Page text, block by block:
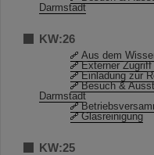
Darmstadt
KW:26
Aus dem
Externer
Einladung zur
Besuch &
Darmstadt
Glasreinigung
KW:25